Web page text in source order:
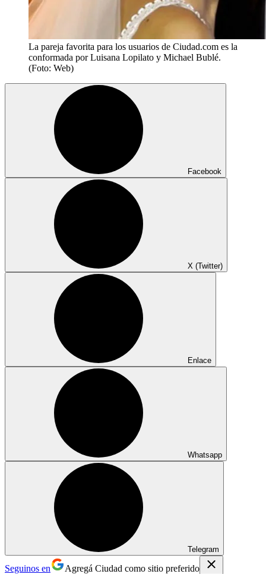
La pareja favorita para los usuarios de Ciudad.com es la
conformada por Luisana Lopilato y Michael Bublé.
(Foto: Web)
Facebook
X (Twitter)
Enlace
Whatsapp
Telegram
Seguinos en Agregá Ciudad como sitio preferido